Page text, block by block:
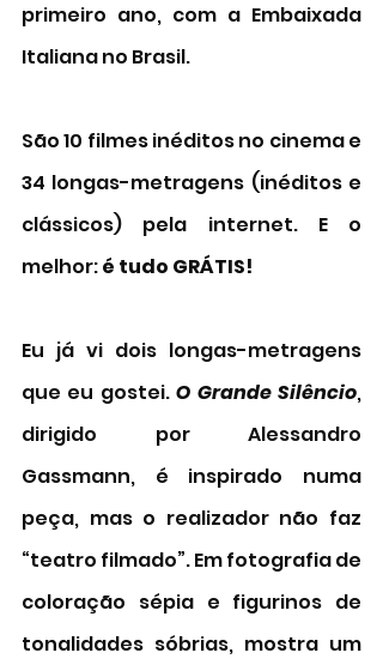
primeiro ano, com a Embaixada
Italiana no Brasil.
São 10 filmes inéditos no cinema e
34 longas-metragens (inéditos e
clássicos) pela internet. E o
melhor: é tudo GRÁTIS!
Eu já vi dois longas-metragens
que eu gostei. O Grande Silêncio,
dirigido por Alessandro
Gassmann, é inspirado numa
peça, mas o realizador não faz
“teatro filmado”. Em fotografia de
coloração sépia e figurinos de
tonalidades sóbrias, mostra um